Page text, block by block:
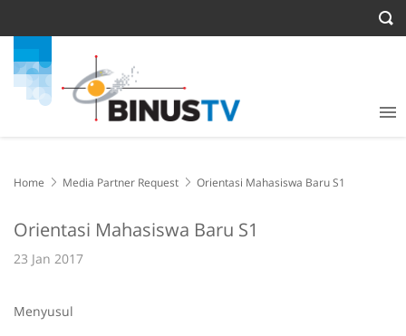
Home Media Partner Request Orientasi Mahasiswa Baru S1
Orientasi Mahasiswa Baru S1
23 Jan 2017
Menyusul